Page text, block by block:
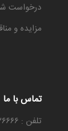
درخواست
مزایده و
تماس با ما
تلفن : ۳۳۳۳۶۶۶۶-۰۳۱